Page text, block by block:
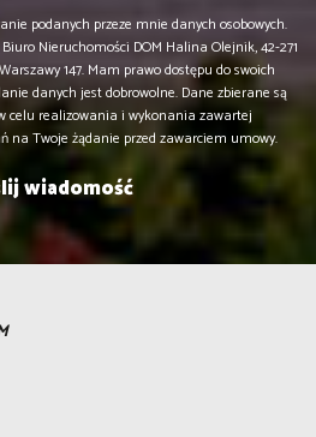
podanych przeze mnie danych osobowych.
Nieruchomości DOM Halina Olejnik, 42-271
147. Mam prawo dostępu do swoich
danych jest dobrowolne. Dane zbierane są
celu realizowania i wykonania zawartej
na Twoje żądanie przed zawarciem umowy.